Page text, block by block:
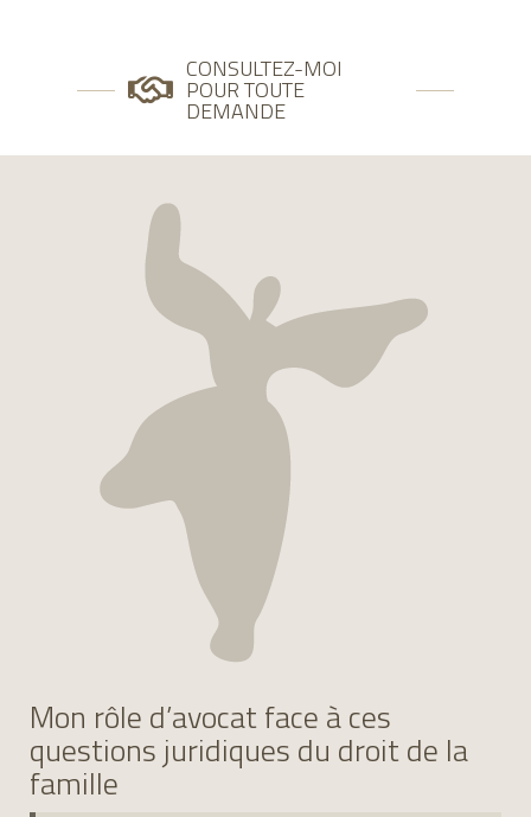
CONSULTEZ-MOI
POUR TOUTE
DEMANDE
Mon rôle d’avocat face à ces
questions juridiques du droit de la
famille